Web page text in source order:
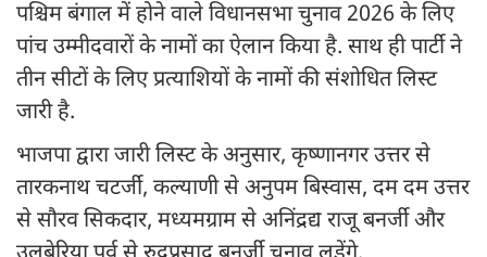
पश्चिम बंगाल में होने वाले विधानसभा चुनाव 2026 के लिए
पांच उम्मीदवारों के नामों का ऐलान किया है. साथ ही पार्टी ने
तीन सीटों के लिए प्रत्याशियों के नामों की संशोधित लिस्ट
जारी है.
भाजपा द्वारा जारी लिस्ट के अनुसार, कृष्णानगर उत्तर से
तारकनाथ चटर्जी, कल्याणी से अनुपम बिस्वास, दम दम उत्तर
से सौरव सिकदार, मध्यमग्राम से अनिंद्रद्य राजू बनर्जी और